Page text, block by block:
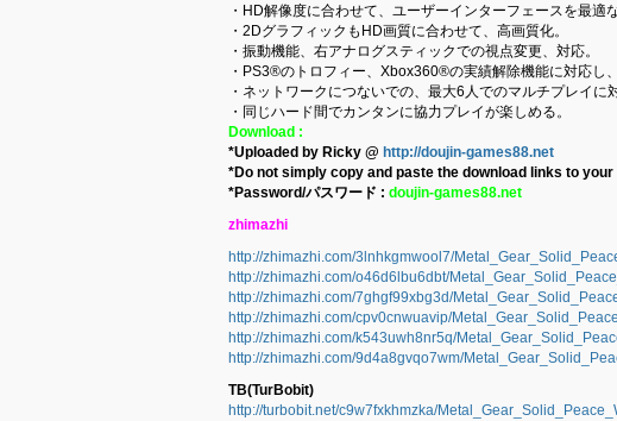
・HD解像度に合わせて、ユーザーインターフェースを最適
・2DグラフィックもHD画質に合わせて、高画質化。
・振動機能、右アナログスティックでの視点変更、対応。
・PS3®のトロフィー、Xbox360®の実績解除機能に対応し
・ネットワークにつないでの、最大6人でのマルチプレイに
・同じハード間でカンタンに協力プレイが楽しめる。
Download :
*Uploaded by Ricky @ http://doujin-games88.net
*Do not simply copy and paste the download links to
*Password/パスワード : doujin-games88.net
zhimazhi
http://zhimazhi.com/3lnhkgmwool7/
http://zhimazhi.com/o46d6lbu6dbt/
http://zhimazhi.com/7ghgf99xbg3d/
http://zhimazhi.com/cpv0cnwuavip/
http://zhimazhi.com/k543uwh8nr5q/
http://zhimazhi.com/9d4a8gvqo7wm/
TB(TurBobit)
http://turbobit.net/c9w7fxkhmzka/